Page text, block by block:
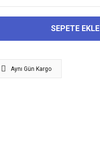
SEPETE EKLE
Aynı Gün Kargo